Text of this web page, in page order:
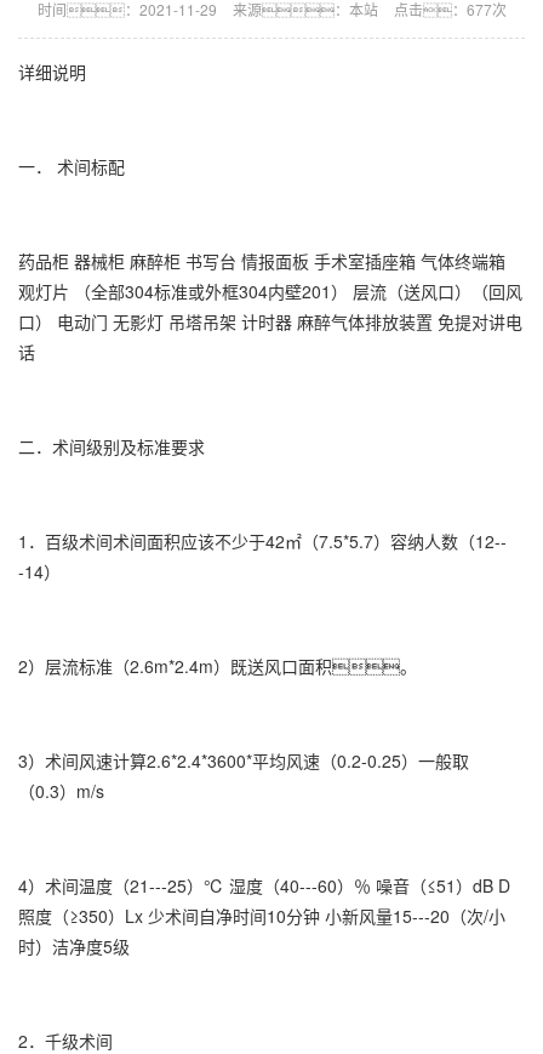
时间：2021-11-29 来源：本站 点击：677次
详细说明
一． 术间标配
药品柜 器械柜 麻醉柜 书写台 情报面板 手术室插座箱 气体终端箱
观灯片 （全部304标准或外框304内壁201） 层流（送风口）（回风
口） 电动门 无影灯 吊塔吊架 计时器 麻醉气体排放装置 免提对讲电
话
二．术间级别及标准要求
1．百级术间术间面积应该不少于42㎡（7.5*5.7）容纳人数（12--
-14）
2）层流标准（2.6m*2.4m）既送风口面积。
3）术间风速计算2.6*2.4*3600*平均风速（0.2-0.25）一般取
（0.3）m/s
4）术间温度（21---25）℃ 湿度（40---60）％ 噪音（≤51）dB D
照度（≥350）Lx 少术间自净时间10分钟 小新风量15---20（次/小
时）洁净度5级
2．千级术间